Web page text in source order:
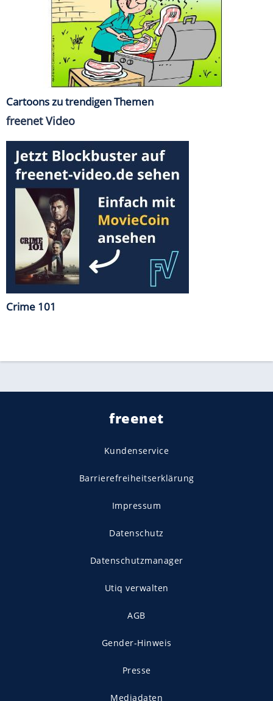
Cartoons zu trendigen Themen
freenet Video
Crime 101
freenet
Kundenservice
Barrierefreiheitserklärung
Impressum
Datenschutz
Datenschutzmanager
Utiq verwalten
AGB
Gender-Hinweis
Presse
Mediadaten